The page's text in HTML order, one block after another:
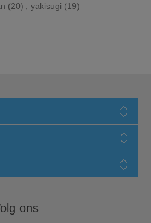
(20) yakisugi (19)
ons